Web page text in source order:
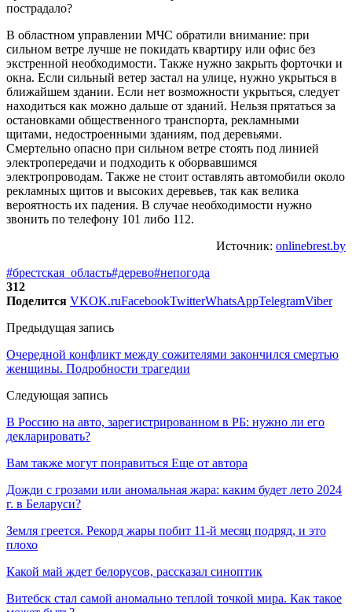
В областном управлении МЧС обратили внимание: при
сильном ветре лучше не покидать квартиру или офис без
экстренной необходимости. Также нужно закрыть форточки и
окна. Если сильный ветер застал на улице, нужно укрыться в
ближайшем здании. Если нет возможности укрыться, следует
находиться как можно дальше от зданий. Нельзя прятаться за
остановками общественного транспорта, рекламными
щитами, недостроенными зданиям, под деревьями.
Смертельно опасно при сильном ветре стоять под линией
электропередачи и подходить к оборвавшимся
электропроводам. Также не стоит оставлять автомобили около
рекламных щитов и высоких деревьев, так как велика
вероятность их падения. В случае необходимости нужно
звонить по телефону 101 либо 112.
Источник: onlinebrest.by
#брестская_область#дерево#непогода
312
Поделится VKOK.ruFacebookTwitterWhatsAppTelegramViber
Предыдущая запись
Очередной конфликт между сожителями закончился смертью
женщины. Подробности трагедии
Следующая запись
В Россию на авто, зарегистрированном в РБ: нужно ли его
декларировать?
Вам также могут понравиться Еще от автора
Дожди с грозами или аномальная жара: каким будет лето 2024
г. в Беларуси?
Земля греется. Рекорд жары побит 11-й месяц подряд, и это
плохо
Какой май ждет белорусов, рассказал синоптик
Витебск стал самой аномально теплой точкой мира. Как такое